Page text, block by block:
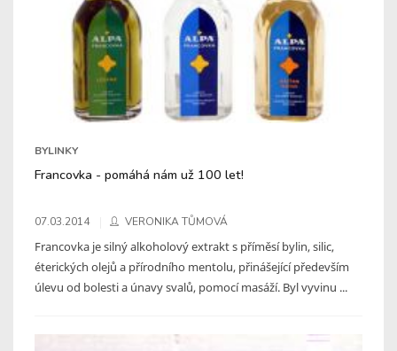
BYLINKY
Francovka - pomáhá nám už 100 let!
07.03.2014 VERONIKA TŮMOVÁ
Francovka je silný alkoholový extrakt s příměsí bylin, silic,
éterických olejů a přírodního mentolu, přinášející především
úlevu od bolesti a únavy svalů, pomocí masáží. Byl vyvinu ...